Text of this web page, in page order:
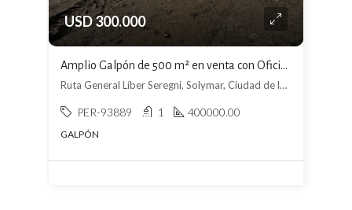
USD 300.000
Amplio Galpón de 500 m² en venta con Oficina, Baño y cocina
Ruta General Líber Seregni, Solymar, Ciudad de la Costa
PER-93889 1 400000.00
GALPÓN